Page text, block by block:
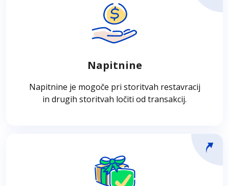
Napitnine
Napitnine je mogoče pri storitvah restavracij
in drugih storitvah ločiti od transakcij.
Napitnine
Napitnine običajno prejemajo na storitvenih
točkah, v prodajalnah in restavracijah. Ta
transakcije v obliki samostojnega elementa,
Mobilni plačilni terminali
Mobilni plačilni terminali lahko sprejemajo